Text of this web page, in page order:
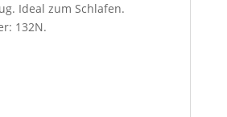
Ideal zum Schlafen.
132N.